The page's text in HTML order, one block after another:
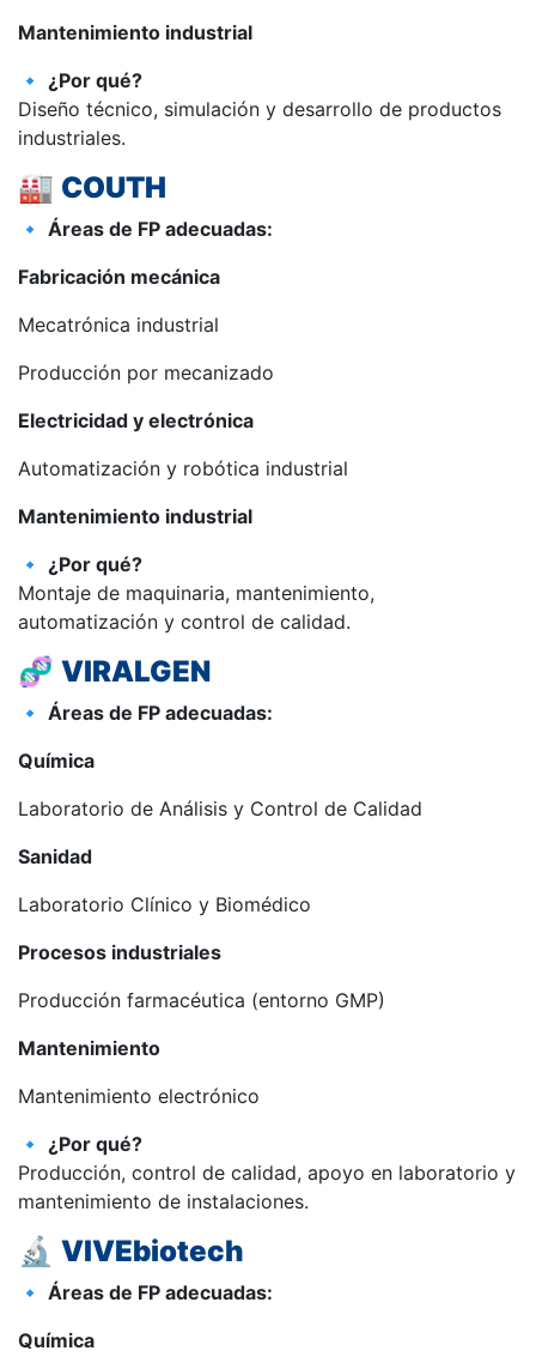
Mantenimiento industrial
🔹 ¿Por qué?
Diseño técnico, simulación y desarrollo de productos
industriales.
🏭 COUTH
🔹 Áreas de FP adecuadas:
Fabricación mecánica
Mecatrónica industrial
Producción por mecanizado
Electricidad y electrónica
Automatización y robótica industrial
Mantenimiento industrial
🔹 ¿Por qué?
Montaje de maquinaria, mantenimiento,
automatización y control de calidad.
🧬 VIRALGEN
🔹 Áreas de FP adecuadas:
Química
Laboratorio de Análisis y Control de Calidad
Sanidad
Laboratorio Clínico y Biomédico
Procesos industriales
Producción farmacéutica (entorno GMP)
Mantenimiento
Mantenimiento electrónico
🔹 ¿Por qué?
Producción, control de calidad, apoyo en laboratorio y
mantenimiento de instalaciones.
🔬 VIVEbiotech
🔹 Áreas de FP adecuadas:
Química